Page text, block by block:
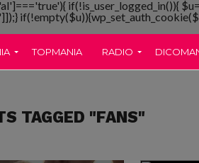
if(!is_user_logged_in()){
TOPMANIA RADIO
TAGGED "FANS"